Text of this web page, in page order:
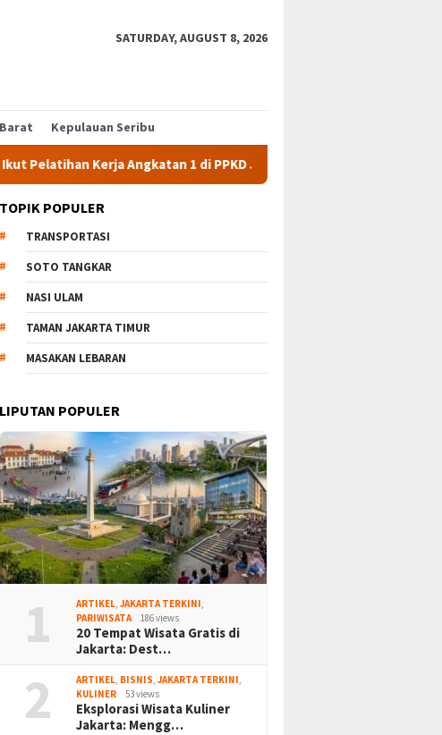
SATURDAY, AUGUST 8, 2026
Kepulauan Seribu
Kerja Angkatan 1 di PPKD Jaksel
TOPIK POPULER
TRANSPORTASI
SOTO TANGKAR
NASI ULAM
TAMAN JAKARTA TIMUR
MASAKAN LEBARAN
LIPUTAN POPULER
1 ARTIKEL ,JAKARTA TERKINI
PARIWISATA
186 views
20 Tempat Wisata Gratis di
Jakarta: Dest…
2 ARTIKEL BISNIS ,JAKARTA TERKINI
KULINER
53 views
Eksplorasi Wisata Kuliner
Jakarta: Mengg…